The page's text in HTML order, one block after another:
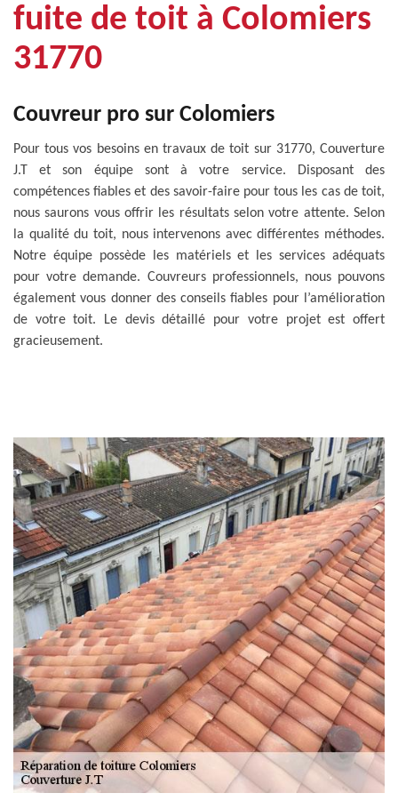
fuite de toit à Colomiers
31770
Couvreur pro sur Colomiers
Pour tous vos besoins en travaux de toit sur 31770, Couverture
J.T et son équipe sont à votre service. Disposant des
compétences fiables et des savoir-faire pour tous les cas de toit,
nous saurons vous offrir les résultats selon votre attente. Selon
la qualité du toit, nous intervenons avec différentes méthodes.
Notre équipe possède les matériels et les services adéquats
pour votre demande. Couvreurs professionnels, nous pouvons
également vous donner des conseils fiables pour l’amélioration
de votre toit. Le devis détaillé pour votre projet est offert
gracieusement.